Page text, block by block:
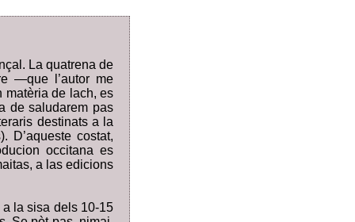
La quatrena de
—que l’autor me
matèria de lach, es
de saludarem pas
destinats a la
D’aqueste costat,
occitana es
a las edicions
a la sisa dels 10-15